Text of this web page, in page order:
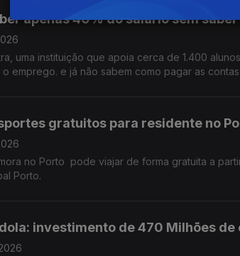
apenas 40% do salário sem
uma instituição que apoia cerca de 1.400
emprego. e já não sabem como pagar as
gratuitos para residente no
no Porto pode viajar de forma gratuita a
Porto.
investimento de 470 Milhões de